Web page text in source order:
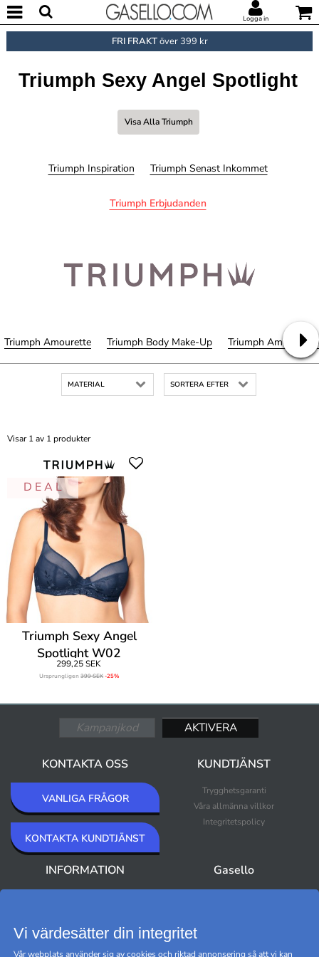
Logga in
FRI FRAKTöver 399 kr
Triumph Sexy Angel Spotlight
Visa Alla Triumph
Triumph Inspiration Triumph Senast Inkommet
Triumph Erbjudanden
Triumph Amourette Triumph Body Make-Up Triumph Amourette
MATERIAL SORTERA EFTER
Visar 1 av 1 produkter
D E A L
Triumph Sexy Angel
Spotlight W02
299,25 SEK
Ursprungligen399 SEK-25%
KONTAKTA OSS
VANLIGA FRÅGOR
KONTAKTA KUNDTJÄNST
KUNDTJÄNST
Trygghetsgaranti
Våra allmänna villkor
Integritetspolicy
INFORMATION Gasello
Vi värdesätter din integritet
Vår webplats använder sig av cookies och riktad annonsering så att vi kan